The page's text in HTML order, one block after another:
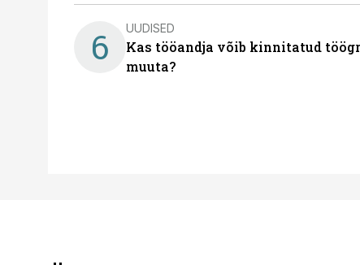
6 UUDISED
Kas tööandja võib kinnitatud
muuta?